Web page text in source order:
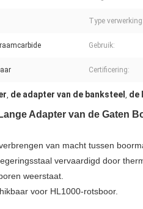
Type verwerking:
Gebruik:
Certificering:
, de adapter van de banksteel , de
Adapter van de Gaten
van macht tussen
vervaardigd door
weerstaat.
voor HL1000-rotsboor.